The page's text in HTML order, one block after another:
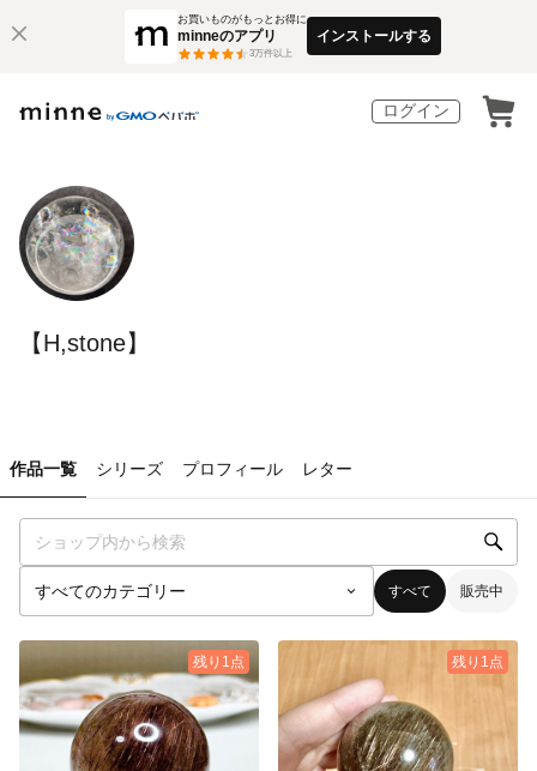
お買いものがもっとお得に
minneのアプリ
3万件以上
インストールする
ログイン
【H,stone】
作品一覧 シリーズ プロフィール レター
すべて 販売中
残り1点 残り1点